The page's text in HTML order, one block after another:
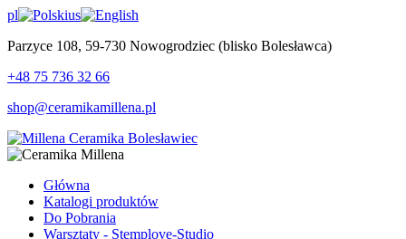
pl
us
Parzyce 108, 59-730 Nowogrodziec (blisko Bolesławca)
+48 75 736 32 66
shop@ceramikamillena.pl
Główna
Katalogi produktów
Do Pobrania
Warsztaty - Stemplove-Studio